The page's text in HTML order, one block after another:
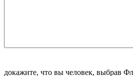
докажите, что вы человек, выбрав